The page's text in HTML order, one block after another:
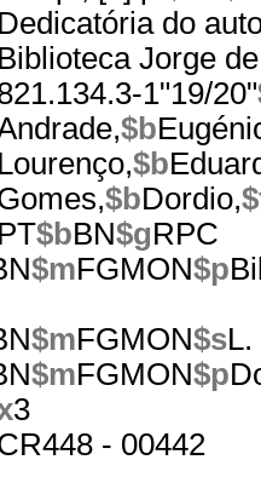
do
Jorge
1"19/20"
$b
$b
$bDordio,
$bBN$gRPC
$mFGMON$p
$mFGMON$sL.
$mFGMON$p
3
- 00442